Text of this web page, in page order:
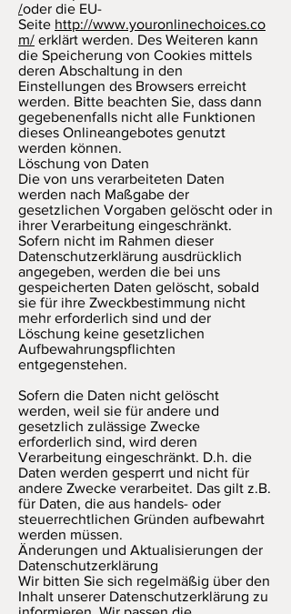
/oder die EU-
Seite http://www.youronlinechoices.co
m/ erklärt werden. Des Weiteren kann
die Speicherung von Cookies mittels
deren Abschaltung in den
Einstellungen des Browsers erreicht
werden. Bitte beachten Sie, dass dann
gegebenenfalls nicht alle Funktionen
dieses Onlineangebotes genutzt
werden können.
Löschung von Daten
Die von uns verarbeiteten Daten
werden nach Maßgabe der
gesetzlichen Vorgaben gelöscht oder in
ihrer Verarbeitung eingeschränkt.
Sofern nicht im Rahmen dieser
Datenschutzerklärung ausdrücklich
angegeben, werden die bei uns
gespeicherten Daten gelöscht, sobald
sie für ihre Zweckbestimmung nicht
mehr erforderlich sind und der
Löschung keine gesetzlichen
Aufbewahrungspflichten
entgegenstehen.
Sofern die Daten nicht gelöscht
werden, weil sie für andere und
gesetzlich zulässige Zwecke
erforderlich sind, wird deren
Verarbeitung eingeschränkt. D.h. die
Daten werden gesperrt und nicht für
andere Zwecke verarbeitet. Das gilt z.B.
für Daten, die aus handels- oder
steuerrechtlichen Gründen aufbewahrt
werden müssen.
Änderungen und Aktualisierungen der
Datenschutzerklärung
Wir bitten Sie sich regelmäßig über den
Inhalt unserer Datenschutzerklärung zu